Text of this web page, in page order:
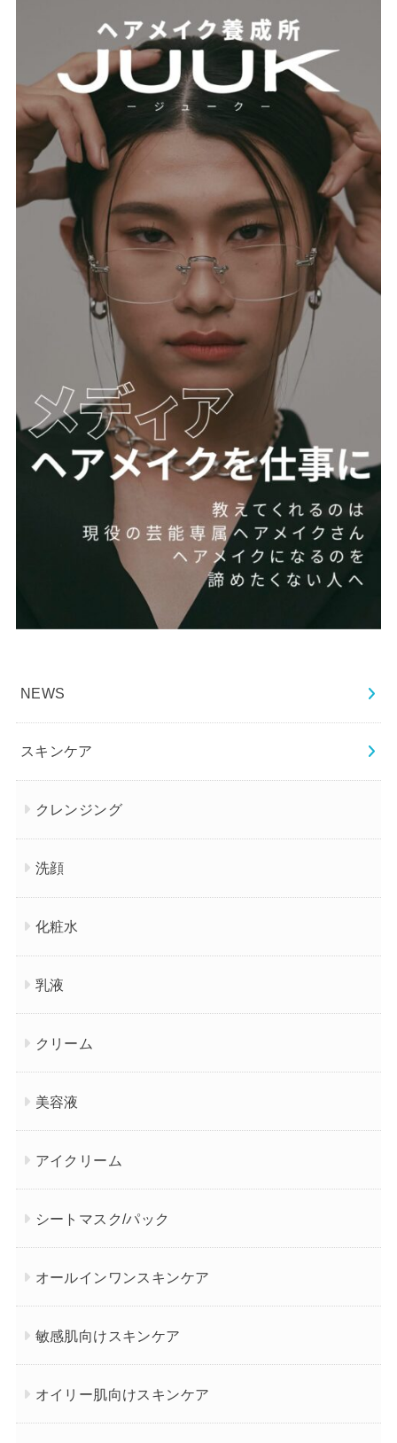
NEWS
スキンケア
クレンジング
洗顔
化粧水
乳液
クリーム
美容液
アイクリーム
シートマスク/パック
オールインワンスキンケア
敏感肌向けスキンケア
オイリー肌向けスキンケア